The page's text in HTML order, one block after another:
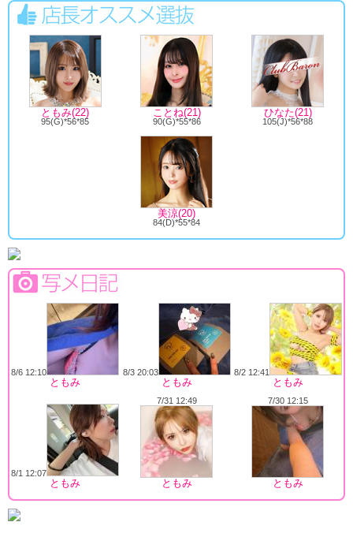
ともみ(22)
95(G)*56*85
ことね(21)
90(G)*55*86
ひなた(21)
105(J)*56*88
美涼(20)
84(D)*55*84
8/6 12:10
ともみ
8/3 20:03
ともみ
8/2 12:41
ともみ
8/1 12:07
ともみ
7/31 12:49
ともみ
7/30 12:15
ともみ